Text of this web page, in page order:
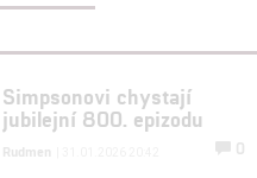
Simpsonovi chystají
jubilejní 800. epizodu
Rudmen 0